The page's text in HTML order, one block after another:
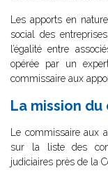
Les apports en
social des
l’égalité entre
opérée par un
commissaire aux
La mission
Le commissaire aux
sur la liste des
judiciaires près de la